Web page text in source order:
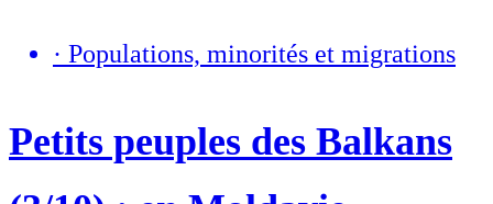
· Populations, minorités et migrations
Petits peuples des Balkans